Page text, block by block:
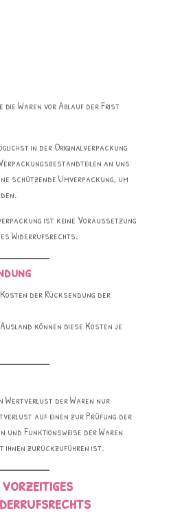
die Waren vor Ablauf der Frist
in der Originalverpackung
an uns
schützende Umverpackung, um
ist keine Voraussetzung
Widerrufsrechts.
der Rücksendung der
können diese Kosten je
Wertverlust der Waren nur
auf einen zur Prüfung der
und Funktionsweise der Waren
ihnen zurückzuführen ist.